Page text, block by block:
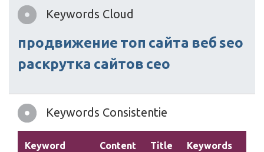
Keywords Cloud
продвижение топ cайта вебseo
раскрутка сайтов сео
Keywords Consistentie
Keyword Content Title Keywords